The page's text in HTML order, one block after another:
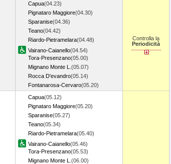
Capua(04.23)
Pignataro Maggiore(04.30)
Sparanise(04.36)
Teano(04.42)
Riardo-Pietramelara(04.48)
Vairano-Caianello(04.54)
Tora-Presenzano(05.00)
Mignano Monte L. (05.07)
Rocca D'evandro(05.14)
Fontanarosa-Cervaro(05.20)
Controlla la
Periodicità
Capua(05.12)
Pignataro Maggiore(05.20)
Sparanise(05.27)
Teano(05.34)
Riardo-Pietramelara(05.40)
Vairano-Caianello(05.46)
Tora-Presenzano(05.53)
Mignano Monte L. (06.00)